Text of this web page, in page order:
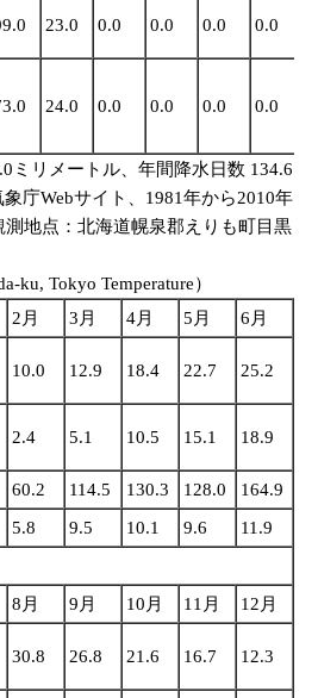
23.0 0.0 0.0 0.0 0.0
24.0 0.0 0.0 0.0 0.0
ミリメートル、年間降水日数 134.6
庁Webサイト、1981年から2010年
測地点：北海道幌泉郡えりも町目黒
ku, Tokyo Temperature）
2月 3月 4月 5月
6月
10.0 12.9 18.4 22.7 25.2
2.4 5.1 10.5 15.1 18.9
60.2 114.5 130.3 128.0
164.9
5.8 9.5 10.1 9.6 11.9
8月 9月 10月 11月
12月
30.8 26.8 21.6 16.7 12.3